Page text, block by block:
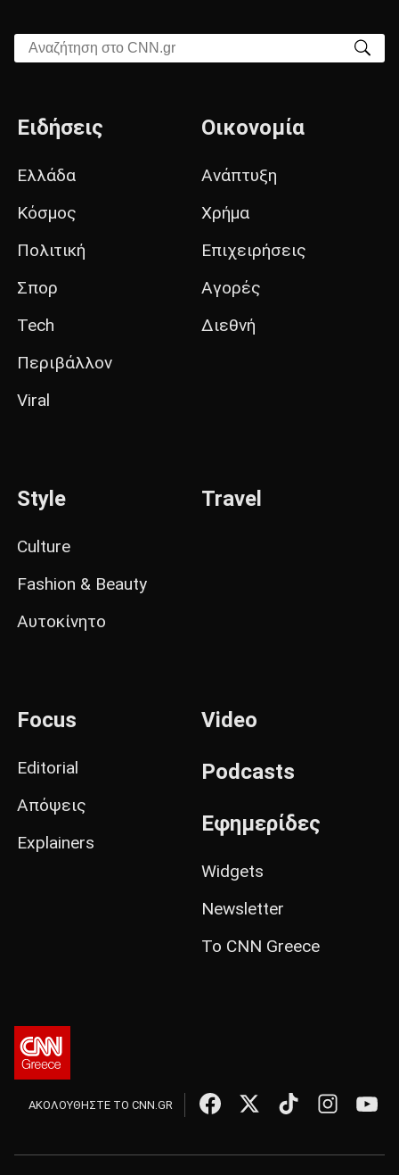
Αναζήτηση στο CNN.gr
Ειδήσεις
Ελλάδα
Κόσμος
Πολιτική
Σπορ
Tech
Περιβάλλον
Viral
Οικονομία
Ανάπτυξη
Χρήμα
Επιχειρήσεις
Αγορές
Διεθνή
Style
Culture
Fashion & Beauty
Αυτοκίνητο
Travel
Focus
Editorial
Απόψεις
Explainers
Video
Podcasts
Εφημερίδες
Widgets
Newsletter
Το CNN Greece
ΑΚΟΛΟΥΘΗΣΤΕ ΤΟ CNN.GR